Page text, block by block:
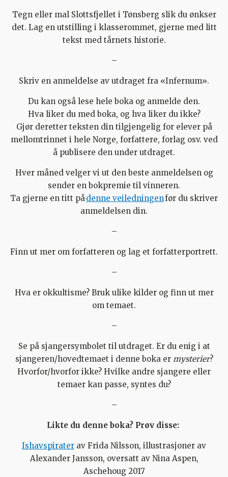
Tegn eller mal Slottsfjellet i Tønsberg slik du ønkser
det. Lag en utstilling i klasserommet, gjerne med litt
tekst med tårnets historie.
–
Skriv en anmeldelse av utdraget fra «Infernum».
Du kan også lese hele boka og anmelde den.
Hva liker du med boka, og hva liker du ikke?
Gjør deretter teksten din tilgjengelig for elever på
mellomtrinnet i hele Norge, forfattere, forlag osv. ved
å publisere den under utdraget.
Hver måned velger vi ut den beste anmeldelsen og
sender en bokpremie til vinneren.
Ta gjerne en titt pådenne veiledningenfør du skriver
anmeldelsen din.
–
Finn ut mer om forfatteren og lag et forfatterportrett.
–
Hva er okkultisme? Bruk ulike kilder og finn ut mer
om temaet.
–
Se på sjangersymbolet til utdraget. Er du enig i at
sjangeren/hovedtemaet i denne boka er mysterier?
Hvorfor/hvorfor ikke? Hvilke andre sjangere eller
temaer kan passe, syntes du?
–
Likte du denne boka? Prøv disse:
Ishavspirater av Frida Nilsson, illustrasjoner av
Alexander Jansson, oversatt av Nina Aspen,
Aschehoug 2017